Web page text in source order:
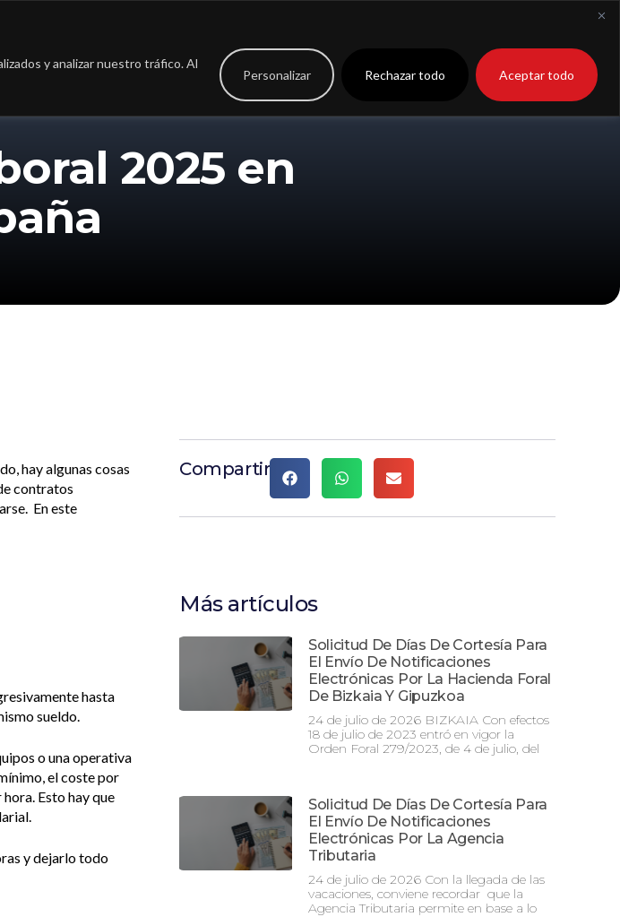
y analizar nuestro tráfico. Al
Personalizar Rechazar todo Aceptar todo
2025 en
hay algunas cosas
contratos
En este
hasta
sueldo.
o una operativa
el coste por
Esto hay que
y dejarlo todo
Compartir
Más artículos
Solicitud De Días De Cortesía Para
El Envío De Notificaciones
Electrónicas Por La Hacienda Foral
De Bizkaia Y Gipuzkoa
24 de julio de 2026 BIZKAIA Con efectos
18 de julio de 2023 entró en vigor la
Orden Foral 279/2023, de 4 de julio, del
Solicitud De Días De Cortesía Para
El Envío De Notificaciones
Electrónicas Por La Agencia
Tributaria
24 de julio de 2026 Con la llegada de las
vacaciones, conviene recordar que la
Agencia Tributaria permite en base a lo